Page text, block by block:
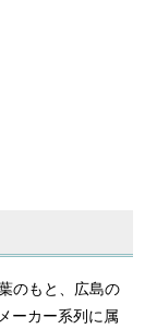
のもと、広島の
ーカー系列に属